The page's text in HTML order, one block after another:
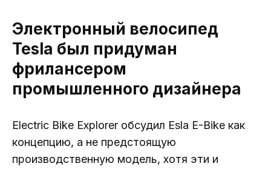
Электронный велосипед
Tesla был придуман
фрилансером
промышленного дизайнера
Electric Bike Explorer обсудил Esla E-Bike как
концепцию, а не предстоящую
производственную модель, хотя эти и